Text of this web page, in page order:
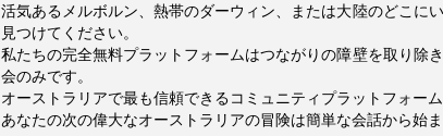
活気あるメルボルン、熱帯のダーウィン、または大陸のどこに
見つけてください。
私たちの完全無料プラットフォームはつながりの障壁を取り除
会のみです。
オーストラリアで最も信頼できるコミュニティプラットフォー
あなたの次の偉大なオーストラリアの冒険は簡単な会話から始